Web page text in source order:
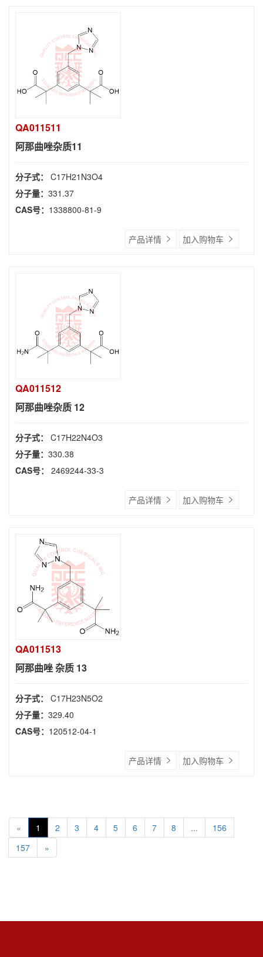
QA011511
阿那曲唑杂质11
分子式： C17H21N3O4
分子量： 331.37
CAS号： 1338800-81-9
产品详情 加入购物车
QA011512
阿那曲唑杂质 12
分子式： C17H22N4O3
分子量： 330.38
CAS号：
2469244-33-3
产品详情 加入购物车
QA011513
阿那曲唑 杂质 13
分子式： C17H23N5O2
分子量： 329.40
CAS号： 120512-04-1
产品详情 加入购物车
« 1 2 3 4 5 6 7 8 ...
156
157
»